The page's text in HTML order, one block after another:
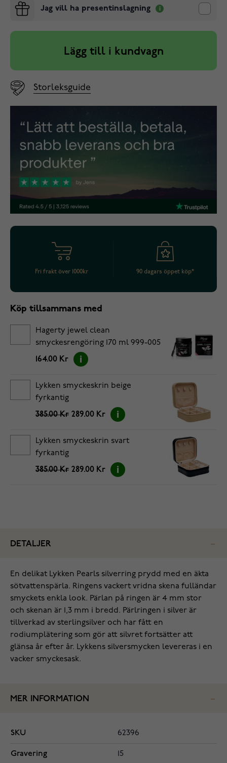
Jag vill ha presentinslagning
Lägg till i kundvagn
Storleksguide
Fri frakt över 1000kr 90 dagars öppet köp*
Köp tillsammans med
Hagerty jewel clean
smyckesrengöring 170 ml 999-005
164.00 Kr
Lykken smyckeskrin beige
fyrkantig
385.00 Kr 289.00 Kr
Lykken smyckeskrin svart
fyrkantig
385.00 Kr 289.00 Kr
DETALJER
En delikat Lykken Pearls silverring prydd med en äkta
sötvattenspärla. Ringens vackert vridna skena fulländar
smyckets enkla look. Pärlan på ringen är 4 mm stor
och skenan är 1,3 mm i bredd. Pärlringen i silver är
tillverkad av sterlingsilver och har fått en
rodiumplätering som gör att silvret fortsätter att
glänsa år efter år. Lykkens silversmycken levereras i en
vacker smyckesask.
MER INFORMATION
SKU 62396
Gravering 15